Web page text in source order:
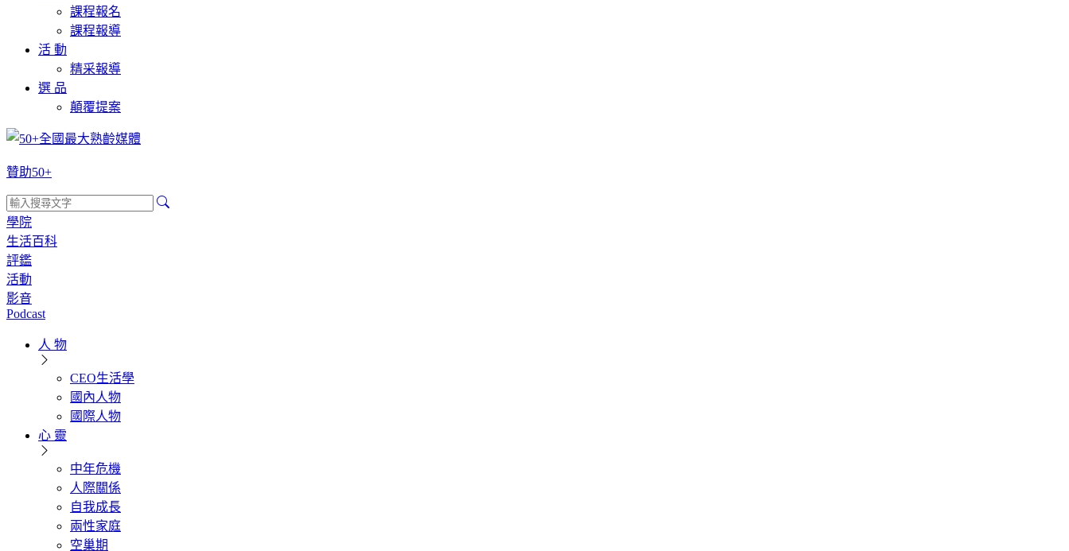
課程報名
課程報導
活 動
精采報導
選 品
顛覆提案
贊助50+
學院
生活百科
評鑑
活動
影音
Podcast
人 物
CEO生活學
國內人物
國際人物
心 靈
中年危機
人際關係
自我成長
兩性家庭
空巢期